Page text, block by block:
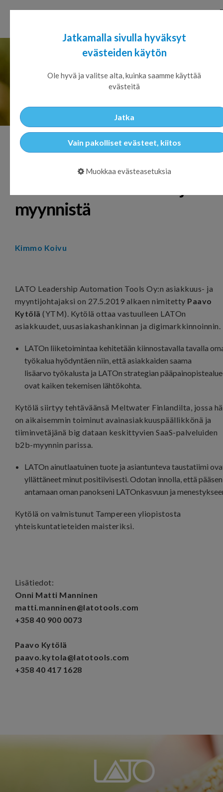
Paavo Kytölä vastaamaan
myynnistä
Kimmo Koivu
LATO Leadership Automation Tools Oy:n asiakkuus- ja
myyntijohtajaksi on 27.5.2019 alkaen nimitetty Paavo
Kytölä (YTM). Kytölä ottaa vastuulleen LATOn
asiakkuudet, uusasiakashankinnan ja digimarkkinnoinnin.
LATOn liiketoimintaa kehitetään kiinnostavalla tavalla
työkalua hyödyntäen niin, että asiakkaiden saama
lisäarvo työkalusta ja LATOn strategian
ovat kaiken tekemisen lähtökohta.
Kytölä siirtyy tehtäväänsä Meltwater Finlandilta, jossa
on aikaisemmin toiminut avainasiakkuuspäällikkönä ja
tiiminvetäjänä big dataan keskittyvien SaaS-palveluiden
b2b-myynnin parissa.
LATOn ainutlaatuinen tuote ja asiantunteva taustatiimi
yllättäneet minut positiivisesti. Odotan innolla, että pääsen
antamaan oman panokseni LATOnkasvuun ja
Kytölä on valmistunut Tampereen yliopistosta
yhteiskuntatieteiden maisteriksi.
Lisätiedot:
Onni Matti Manninen
matti.manninen@latotools.com
+358 40 900 0073
Paavo Kytölä
paavo.kytola@latotools.com
+358 40 417 1628
Jatkamalla sivulla hyväksyt
evästeiden käytön
Ole hyvä ja valitse alta, kuinka saamme käyttää
evästeitä
Jatka
Vain pakolliset evästeet, kiitos
Muokkaa evästeasetuksia